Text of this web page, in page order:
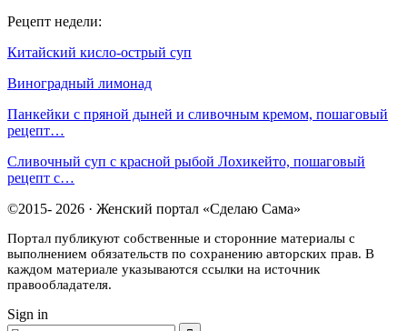
Рецепт недели:
Китайский кисло-острый суп
Виноградный лимонад
Панкейки с пряной дыней и сливочным кремом, пошаговый
рецепт…
Сливочный суп с красной рыбой Лохикейто, пошаговый
рецепт с…
©2015- 2026 · Женский портал «Сделаю Сама»
Портал публикуют собственные и сторонние материалы с
выполнением обязательств по сохранению авторских прав. В
каждом материале указываются ссылки на источник
правообладателя.
Sign in